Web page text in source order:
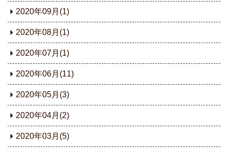
2020年09月(1)
2020年08月(1)
2020年07月(1)
2020年06月(11)
2020年05月(3)
2020年04月(2)
2020年03月(5)